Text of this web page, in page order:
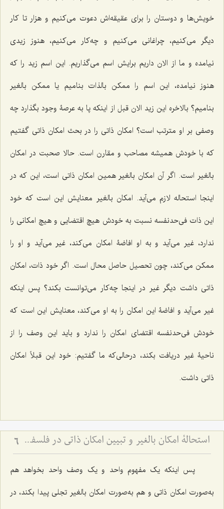
خویش‌ها و دوستان را برای عقیقه‌اش دعوت می‌کنیم و هزار تا کار
دیگر می‌کنیم، چراغانی می‌کنیم و چه‌کار می‌کنیم، هنوز زیدی
نیامده و ما از الان داریم برایش اسم می‌گذاریم. این اسم زید را که
هنوز نیامده، این اسم را ممکن بالذات بنامیم یا ممکن بالغیر
بنامیم؟ بالاخره این زید الان قبل از اینکه پا به عرصۀ وجود بگذارد چه
وصفی بر او مترتب است؟ امکان ذاتی را در بحث امکان ذاتی گفتیم
که با خودش همیشه مصاحب و مقارن است. حالا صحبت در امکان
بالغیر است. اگر آن امکان بالغیر همین امکان ذاتی است، این که در
اینجا استحاله لازم می‌آید. امکان بالغیر معنایش این است که خود
این ذات فی‌حدنفسه نسبت به خودش هیچ اقتضایی و هیچ امکانی را
ندارد، غیر می‌آید و به او افاضۀ امکان می‌کند، غیر می‌آید و او را
ممکن می‌کند، چون تحصیل حاصل محال است. اگر خود ذات، امکان
ذاتی داشت دیگر غیر در اینجا چه‌کار می‌توانست بکند؟ پس اینکه
غیر می‌آید و افاضۀ این امکان را به او می‌کند، معنایش این است که
خودش فی‌حدنفسه اقتضای امکان را ندارد و باید این وصف را از
ناحیۀ غیر دریافت بکند، درحالی‌که ما گفتیم: خود این قبلاً امکان
ذاتی داشت.
استحالۀ امکان بالغیر و تبیین امکان ذاتی در فلسفه اسلامی - بررسی نسبت امکان، وجوب و امتناع از دیدگاه آخوند 6
پس اینکه یک مفهوم واحد و یک وصف واحد بخواهد هم
به‌صورت امکان ذاتی و هم به‌صورت امکان بالغیر تجلی پیدا بکند، در